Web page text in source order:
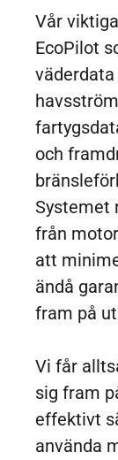
Vår
EcoPilot
och
Systemet
från
att
ändå
fram på
Vi får
sig fram
effektivt
använda